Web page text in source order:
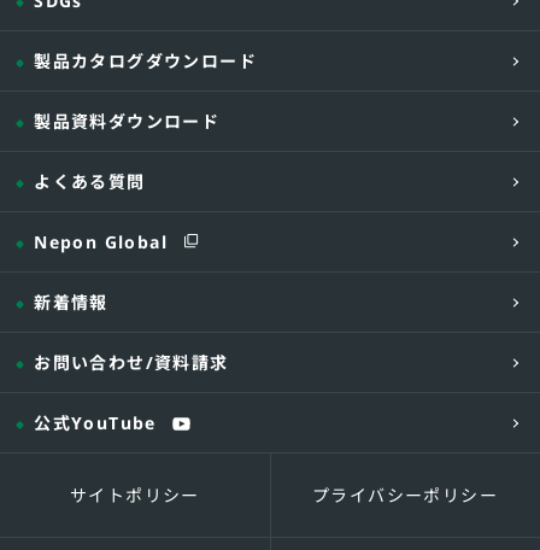
伝熱面積 ㎡
製品カタログダウンロード
製品資料ダウンロード
よくある質問
Nepon Global
新着情報
お問い合わせ/資料請求
公式YouTube
サイトポリシー プライバシーポリシー